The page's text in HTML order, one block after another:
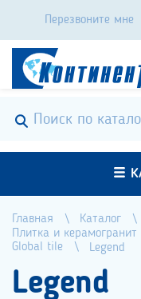
Перезвоните мне
Главная Каталог
Плитка и керамогранит
Global tile
Legend
Legend